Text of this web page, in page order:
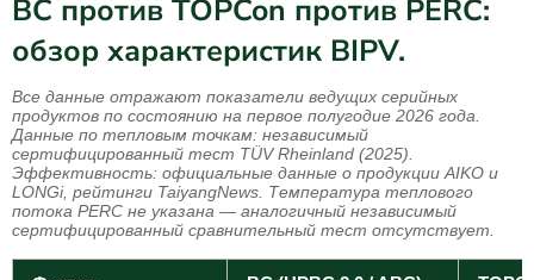
BC против TOPCon против PERC:
обзор характеристик BIPV.
Все данные отражают показатели ведущих серийных
продуктов по состоянию на первое полугодие 2026 года.
Данные по тепловым точкам: независимый
сертифицированный тест TÜV Rheinland (2025).
Эффективность: официальные данные о продукции AIKO и
LONGi, рейтинги TaiyangNews. Температура теплового
потока PERC не указана — аналогичный независимый
сертифицированный сравнительный тест отсутствует.